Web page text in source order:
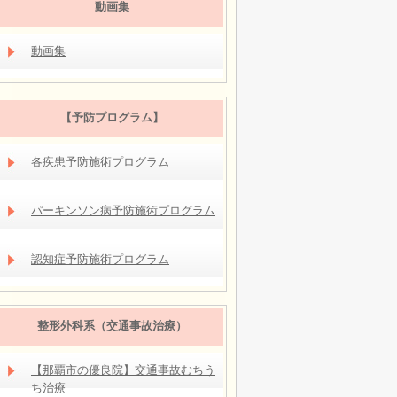
動画集
動画集
【予防プログラム】
各疾患予防施術プログラム
パーキンソン病予防施術プログラム
認知症予防施術プログラム
整形外科系（交通事故治療）
【那覇市の優良院】交通事故むちう
ち治療